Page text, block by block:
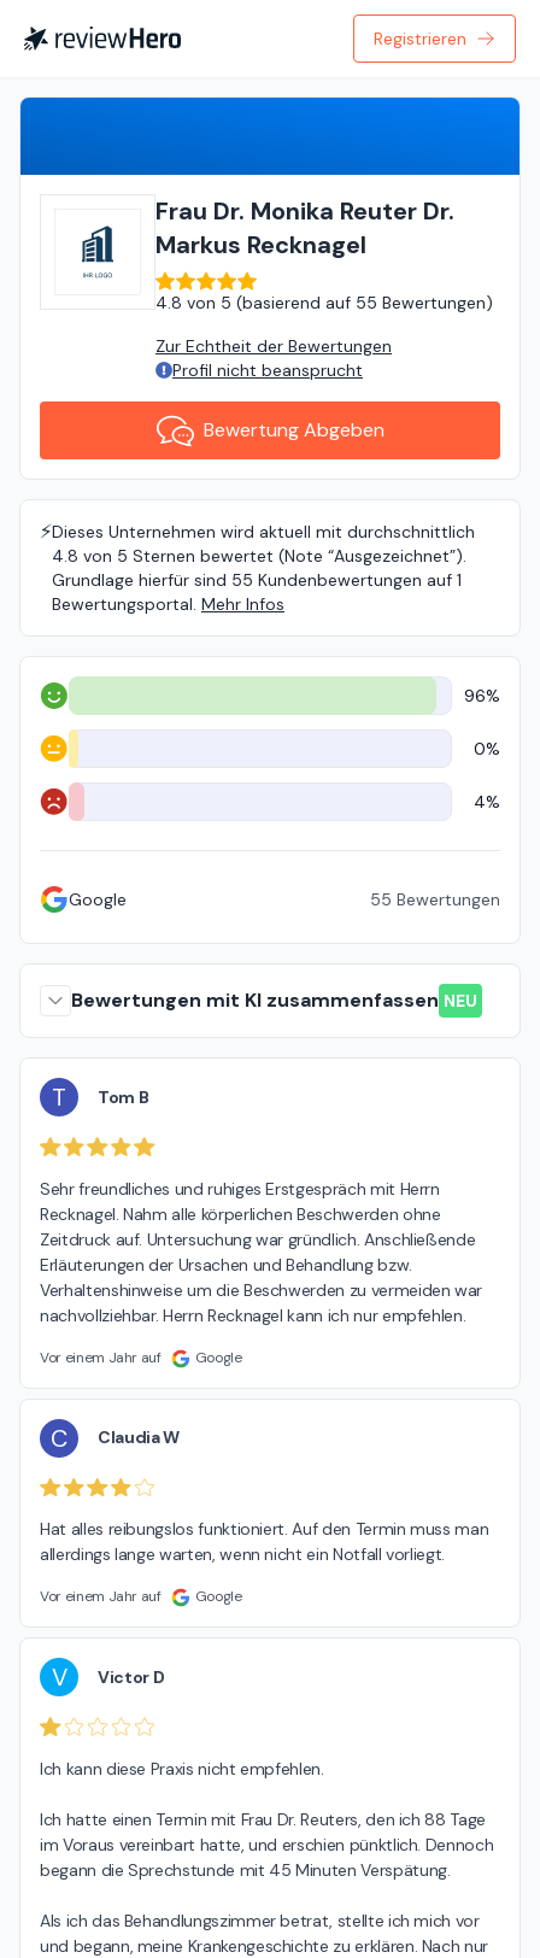
Registrieren
Frau Dr. Monika Reuter Dr.
Markus Recknagel
4.8 von 5 (basierend auf 55 Bewertungen)
Zur Echtheit der Bewertungen
Profil nicht beansprucht
Bewertung Abgeben
⚡️Dieses Unternehmen wird aktuell mit durchschnittlich
4.8 von 5 Sternen bewertet (Note “Ausgezeichnet”).
Grundlage hierfür sind 55 Kundenbewertungen auf 1
Bewertungsportal. Mehr Infos
Positiv 96%
Neutral 0%
Negativ 4%
Google 55 Bewertungen
Bewertungen mit KI zusammenfassen NEU
T Tom B
Sehr freundliches und ruhiges Erstgespräch mit Herrn
Recknagel. Nahm alle körperlichen Beschwerden ohne
Zeitdruck auf. Untersuchung war gründlich. Anschließende
Erläuterungen der Ursachen und Behandlung bzw.
Verhaltenshinweise um die Beschwerden zu vermeiden war
nachvollziehbar. Herrn Recknagel kann ich nur empfehlen.
Vor einem Jahr auf Google
C Claudia W
Hat alles reibungslos funktioniert. Auf den Termin muss man
allerdings lange warten, wenn nicht ein Notfall vorliegt.
Vor einem Jahr auf Google
V Victor D
Ich kann diese Praxis nicht empfehlen.
Ich hatte einen Termin mit Frau Dr. Reuters, den ich 88 Tage
im Voraus vereinbart hatte, und erschien pünktlich. Dennoch
begann die Sprechstunde mit 45 Minuten Verspätung.
Als ich das Behandlungszimmer betrat, stellte ich mich vor
und begann, meine Krankengeschichte zu erklären. Nach nur